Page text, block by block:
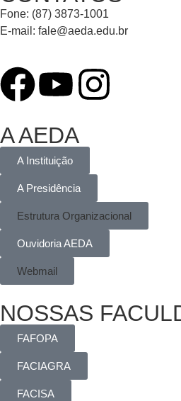
Fone: (87) 3873-1001
E-mail: fale@aeda.edu.br
A AEDA
A Instituição
A Presidência
Estrutura Organizacional
Ouvidoria AEDA
Webmail
NOSSAS
FAFOPA
FACIAGRA
FACISA